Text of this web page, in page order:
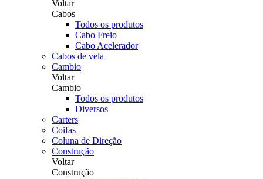
Voltar
Cabos
Todos os produtos
Cabo Freio
Cabo Acelerador
Cabos de vela
Cambio
Voltar
Cambio
Todos os produtos
Diversos
Carters
Coifas
Coluna de Direção
Construção
Voltar
Construção